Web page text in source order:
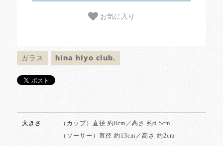
お気に入り
ガラス hina hiyo club.
大きさ （カップ）直径 約8cm／高さ 約6.5cm
（ソーサー）直径 約13cm／高さ 約2cm